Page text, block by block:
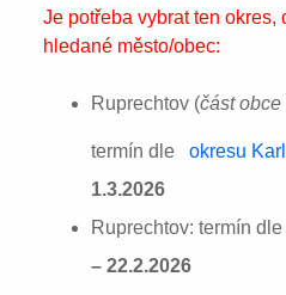
Je potřeba vybrat ten okres,
hledané město/obec:
Ruprechtov (část obce
termín dle okresu
1.3.2026
Ruprechtov: termín dle
– 22.2.2026